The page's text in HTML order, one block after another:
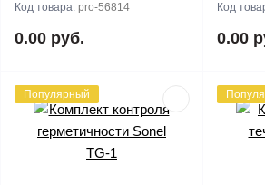
Код товара: pro-56814
0.00 руб.
Код
0.00
Популярный